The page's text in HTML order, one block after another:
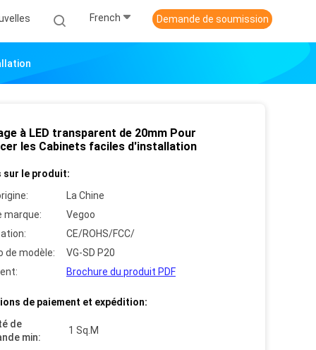
French Demande de soumission
à LED transparent de 20mm Pour
les Cabinets faciles d'installation
sur le produit:
La Chine
marque:
Vegoo
CE/ROHS/FCC/
de modèle:
VG-SD P20
Brochure du produit PDF
de paiement et expédition:
de
min:
1 Sq.M